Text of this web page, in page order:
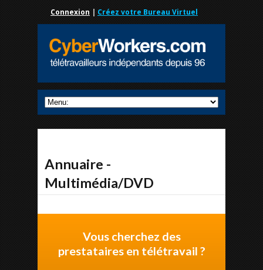
Connexion | Créez votre Bureau Virtuel
Annuaire -
Multimédia/DVD
Vous cherchez des
prestataires en télétravail ?